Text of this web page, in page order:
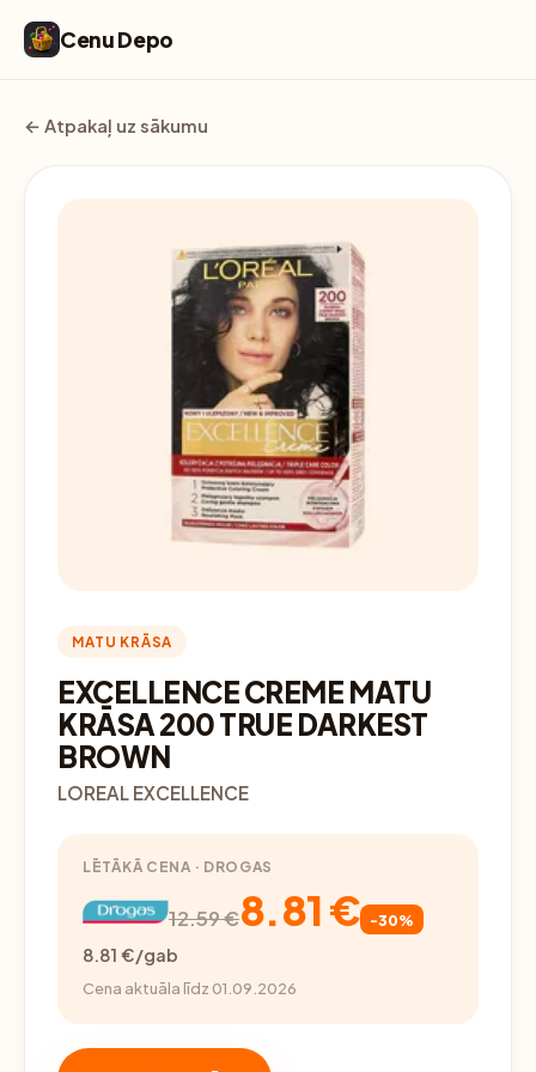
Cenu Depo
← Atpakaļ uz sākumu
MATU KRĀSA
EXCELLENCE CREME MATU
KRĀSA 200 TRUE DARKEST
BROWN
LOREAL EXCELLENCE
LĒTĀKĀ CENA · DROGAS
12.59 €8.81 € -30%
8.81 €/gab
Cena aktuāla līdz 01.09.2026